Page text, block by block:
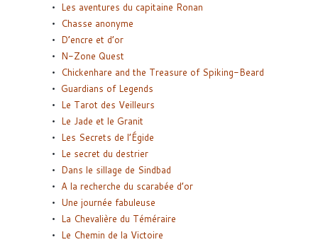
Les aventures du capitaine Ronan
Chasse anonyme
D’encre et d’or
N-Zone Quest
Chickenhare and the Treasure of Spiking-Beard
Guardians of Legends
Le Tarot des Veilleurs
Le Jade et le Granit
Les Secrets de l’Égide
Le secret du destrier
Dans le sillage de Sindbad
A la recherche du scarabée d’or
Une journée fabuleuse
La Chevalière du Téméraire
Le Chemin de la Victoire